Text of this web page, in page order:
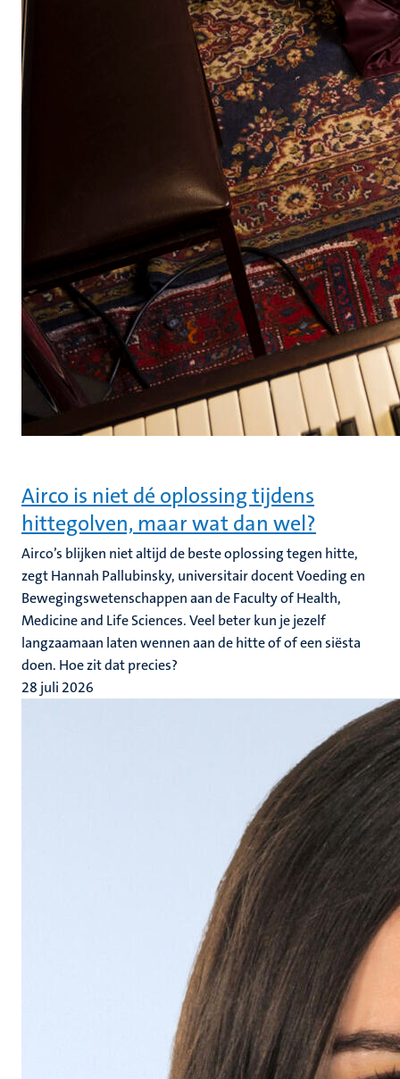
Airco is niet dé oplossing tijdens
hittegolven, maar wat dan wel?
Airco’s blijken niet altijd de beste oplossing tegen hitte,
zegt Hannah Pallubinsky, universitair docent Voeding en
Bewegingswetenschappen aan de Faculty of Health,
Medicine and Life Sciences. Veel beter kun je jezelf
langzaamaan laten wennen aan de hitte of of een siësta
doen. Hoe zit dat precies?
28 juli 2026